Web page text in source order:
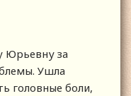
Юрьевну за
Ушла
головные боли,